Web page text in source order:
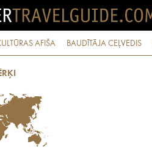
AFIŠA BAUDĪTĀJA CEĻVEDIS